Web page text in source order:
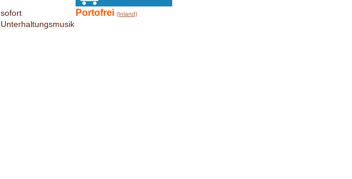
sofort Portofrei (Inland)
Unterhaltungsmusik